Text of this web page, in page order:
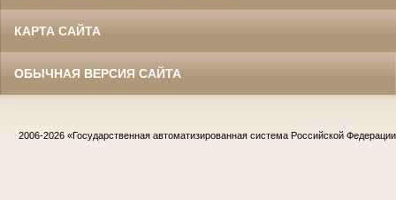
КАРТА САЙТА
ОБЫЧНАЯ ВЕРСИЯ САЙТА
2006-2026 «Государственная автоматизированная система Российской